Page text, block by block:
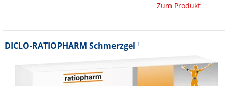
Zum Produkt
DICLO-RATIOPHARM Schmerzgel 1